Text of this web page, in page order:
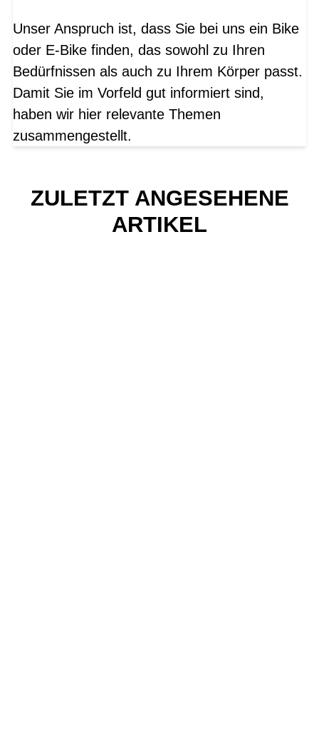
Unser Anspruch ist, dass Sie bei uns ein Bike
oder E-Bike finden, das sowohl zu Ihren
Bedürfnissen als auch zu Ihrem Körper passt.
Damit Sie im Vorfeld gut informiert sind,
haben wir hier relevante Themen
zusammengestellt.
ZULETZT ANGESEHENE
ARTIKEL